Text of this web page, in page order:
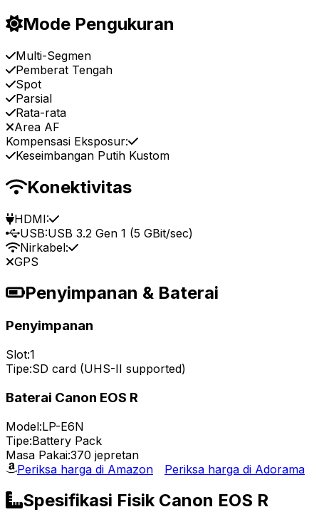
Mode Pengukuran
Multi-Segmen
Pemberat Tengah
Spot
Parsial
Rata-rata
Area AF
Kompensasi Eksposur:
Keseimbangan Putih Kustom
Konektivitas
HDMI:
USB:USB 3.2 Gen 1 (5 GBit/sec)
Nirkabel:
GPS
Penyimpanan & Baterai
Penyimpanan
Slot:1
Tipe:SD card (UHS-II supported)
Baterai Canon EOS R
Model:LP-E6N
Tipe:Battery Pack
Masa Pakai:370 jepretan
Periksa harga di Amazon
Periksa harga di Adorama
Spesifikasi Fisik Canon EOS R